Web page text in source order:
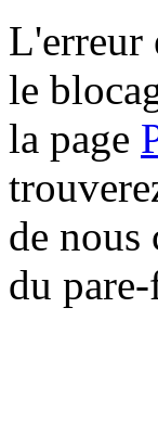
L'erreur
le
la page
de nous
du